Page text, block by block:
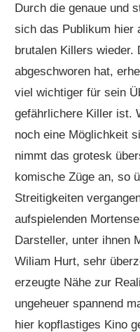
Durch die genaue und
sich das Publikum hier
brutalen Killers wieder.
abgeschworen hat,
viel wichtiger für sein
gefährlichere Killer ist.
noch eine Möglichkeit
nimmt das grotesk
komische Züge an, so
Streitigkeiten
aufspielenden
Darsteller, unter ihnen
Wiliam Hurt, sehr
erzeugte Nähe zur
ungeheuer spannend
hier kopflastiges Kino